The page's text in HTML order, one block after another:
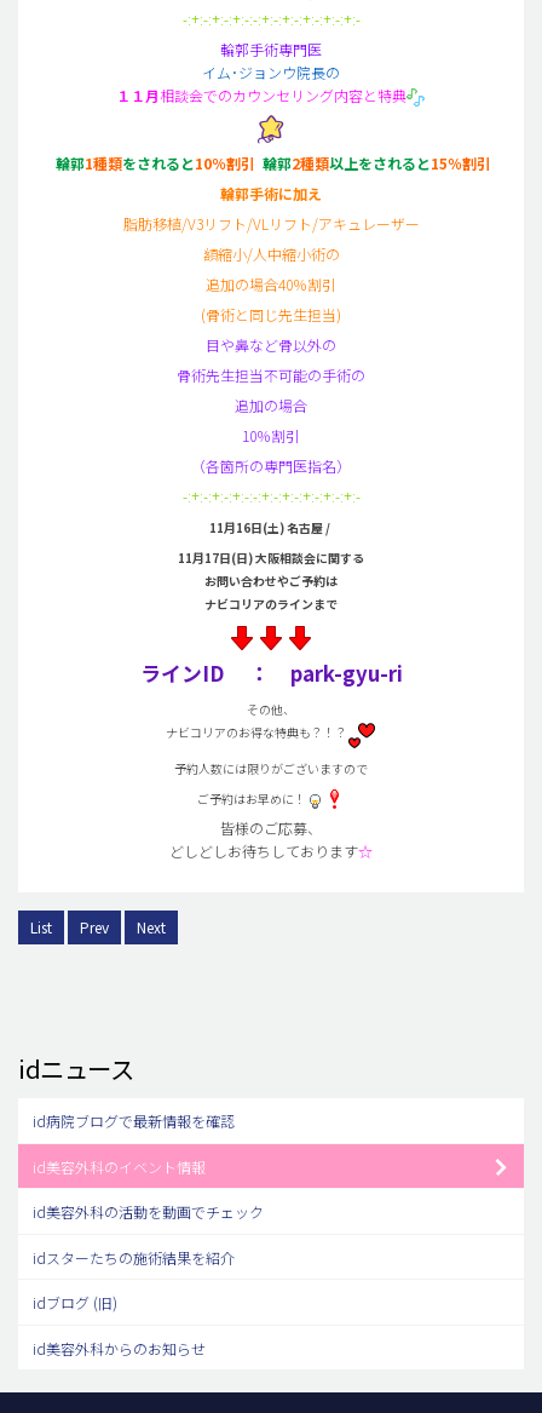
-:+:-:+:-:+:-:-:+:-:+:-:+:-:+:-:+:-
輪郭手術専門医
イム･ジョンウ院長の
１１月相談会でのカウンセリング内容と特典
輪郭1種類をされると10％割引 輪郭2種類以上をされると15％割引
輪郭手術に加え
脂肪移植/V3リフト/VLリフト/アキュレーザー
額縮小/人中縮小術の
追加の場合40％割引
(骨術と同じ先生担当)
目や鼻など骨以外の
骨術先生担当不可能の手術の
追加の場合
10％割引
（各箇所の専門医指名）
-:+:-:+:-:+:-:-:+:-:+:-:+:-:+:-:+:-
11月16日(土) 名古屋 /
11月17日(日) 大阪相談会に関する
お問い合わせやご予約は
ナビコリアのラインまで
ラインID ： park-gyu-ri
その他、
ナビコリアのお得な特典も？！？
予約人数には限りがございますので
ご予約はお早めに！
皆様のご応募、
どしどしお待ちしております☆
List Prev Next
idニュース
id病院ブログで最新情報を確認
id美容外科のイベント情報
id美容外科の活動を動画でチェック
idスターたちの施術結果を紹介
idブログ (旧)
id美容外科からのお知らせ